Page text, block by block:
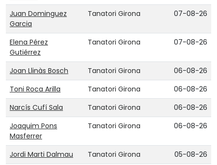
Juan Dominguez
Garcia
Tanatori Girona 07-08-26
Elena Pérez
Gutiérrez
Tanatori Girona 07-08-26
Joan Llinàs Bosch Tanatori Girona
06-08-26
Toni Roca Arilla
Tanatori Girona
06-08-26
Narcís Cufí Sala
Tanatori Girona
06-08-26
Joaquim Pons
Masferrer
Tanatori Girona 06-08-26
Jordi Marti Dalmau Tanatori Girona
05-08-26